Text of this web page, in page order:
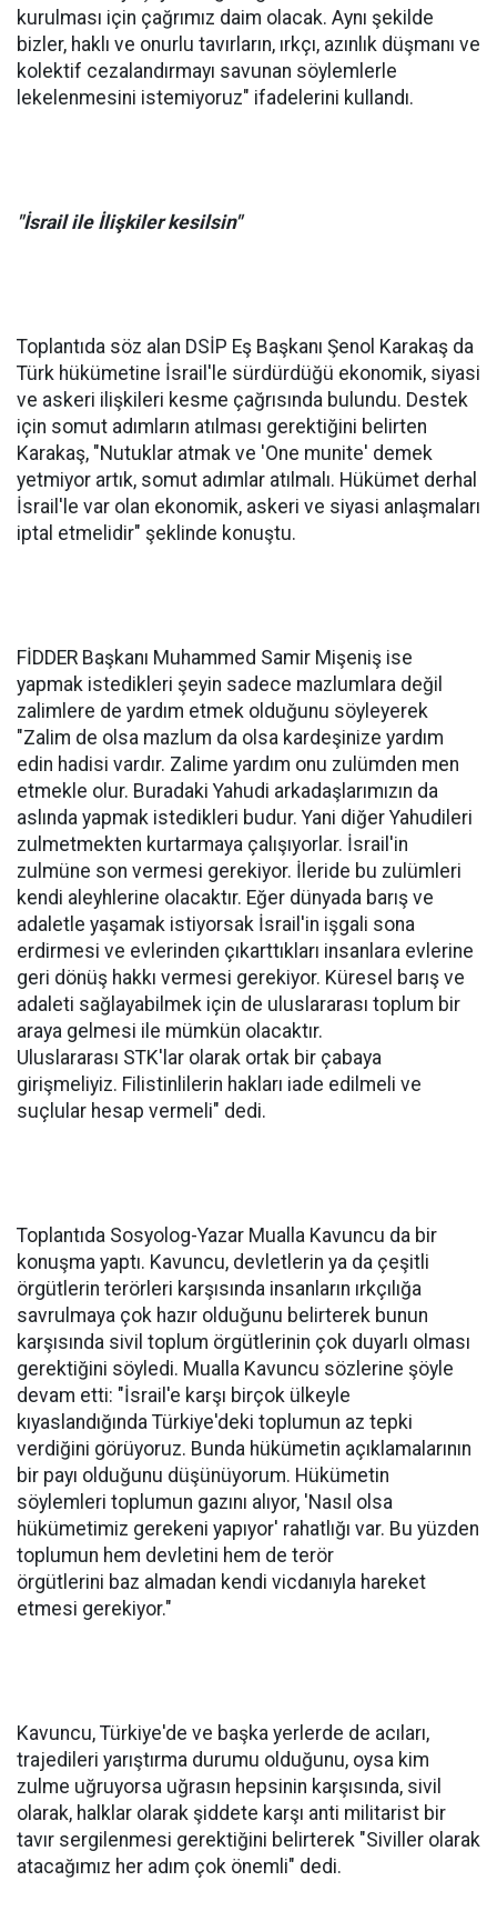
kurulması için çağrımız daim olacak. Aynı şekilde
bizler, haklı ve onurlu tavırların, ırkçı, azınlık düşmanı ve
kolektif cezalandırmayı savunan söylemlerle
lekelenmesini istemiyoruz" ifadelerini kullandı.
"İsrail ile İlişkiler kesilsin"
Toplantıda söz alan DSİP Eş Başkanı Şenol Karakaş da
Türk hükümetine İsrail'le sürdürdüğü ekonomik, siyasi
ve askeri ilişkileri kesme çağrısında bulundu. Destek
için somut adımların atılması gerektiğini belirten
Karakaş, "Nutuklar atmak ve 'One munite' demek
yetmiyor artık, somut adımlar atılmalı. Hükümet derhal
İsrail'le var olan ekonomik, askeri ve siyasi anlaşmaları
iptal etmelidir" şeklinde konuştu.
FİDDER Başkanı Muhammed Samir Mişeniş ise
yapmak istedikleri şeyin sadece mazlumlara değil
zalimlere de yardım etmek olduğunu söyleyerek
"Zalim de olsa mazlum da olsa kardeşinize yardım
edin hadisi vardır. Zalime yardım onu zulümden men
etmekle olur. Buradaki Yahudi arkadaşlarımızın da
aslında yapmak istedikleri budur. Yani diğer Yahudileri
zulmetmekten kurtarmaya çalışıyorlar. İsrail'in
zulmüne son vermesi gerekiyor. İleride bu zulümleri
kendi aleyhlerine olacaktır. Eğer dünyada barış ve
adaletle yaşamak istiyorsak İsrail'in işgali sona
erdirmesi ve evlerinden çıkarttıkları insanlara evlerine
geri dönüş hakkı vermesi gerekiyor. Küresel barış ve
adaleti sağlayabilmek için de uluslararası toplum bir
araya gelmesi ile mümkün olacaktır.
Uluslararası STK'lar olarak ortak bir çabaya
girişmeliyiz. Filistinlilerin hakları iade edilmeli ve
suçlular hesap vermeli" dedi.
Toplantıda Sosyolog-Yazar Mualla Kavuncu da bir
konuşma yaptı. Kavuncu, devletlerin ya da çeşitli
örgütlerin terörleri karşısında insanların ırkçılığa
savrulmaya çok hazır olduğunu belirterek bunun
karşısında sivil toplum örgütlerinin çok duyarlı olması
gerektiğini söyledi. Mualla Kavuncu sözlerine şöyle
devam etti: "İsrail'e karşı birçok ülkeyle
kıyaslandığında Türkiye'deki toplumun az tepki
verdiğini görüyoruz. Bunda hükümetin açıklamalarının
bir payı olduğunu düşünüyorum. Hükümetin
söylemleri toplumun gazını alıyor, 'Nasıl olsa
hükümetimiz gerekeni yapıyor' rahatlığı var. Bu yüzden
toplumun hem devletini hem de terör
örgütlerini baz almadan kendi vicdanıyla hareket
etmesi gerekiyor."
Kavuncu, Türkiye'de ve başka yerlerde de acıları,
trajedileri yarıştırma durumu olduğunu, oysa kim
zulme uğruyorsa uğrasın hepsinin karşısında, sivil
olarak, halklar olarak şiddete karşı anti militarist bir
tavır sergilenmesi gerektiğini belirterek "Siviller olarak
atacağımız her adım çok önemli" dedi.